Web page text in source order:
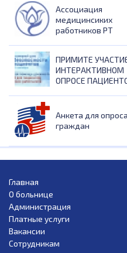
Ассоциация
медицинсиких
работников РТ
ПРИМИТЕ
ИНТЕРАКТИВНОМ
ОПРОСЕ
Анкета для опроса
граждан
Главная
О больнице
Администрация
Платные услуги
Вакансии
Сотрудникам